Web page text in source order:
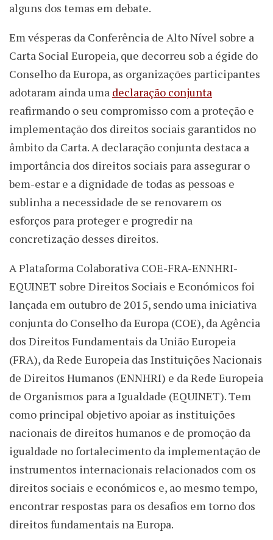
alguns dos temas em debate.
Em vésperas da Conferência de Alto Nível sobre a
Carta Social Europeia, que decorreu sob a égide do
Conselho da Europa, as organizações participantes
adotaram ainda uma declaração conjunta
reafirmando o seu compromisso com a proteção e
implementação dos direitos sociais garantidos no
âmbito da Carta. A declaração conjunta destaca a
importância dos direitos sociais para assegurar o
bem-estar e a dignidade de todas as pessoas e
sublinha a necessidade de se renovarem os
esforços para proteger e progredir na
concretização desses direitos.
A Plataforma Colaborativa COE-FRA-ENNHRI-
EQUINET sobre Direitos Sociais e Económicos foi
lançada em outubro de 2015, sendo uma iniciativa
conjunta do Conselho da Europa (COE), da Agência
dos Direitos Fundamentais da União Europeia
(FRA), da Rede Europeia das Instituições Nacionais
de Direitos Humanos (ENNHRI) e da Rede Europeia
de Organismos para a Igualdade (EQUINET). Tem
como principal objetivo apoiar as instituições
nacionais de direitos humanos e de promoção da
igualdade no fortalecimento da implementação de
instrumentos internacionais relacionados com os
direitos sociais e económicos e, ao mesmo tempo,
encontrar respostas para os desafios em torno dos
direitos fundamentais na Europa.